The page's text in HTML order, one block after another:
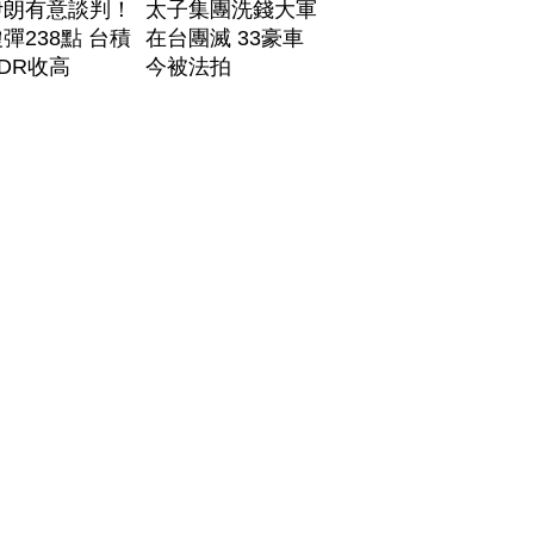
有意談判！
238點 台積
收高
太子集團洗錢大軍
在台團滅 33豪車
今被法拍